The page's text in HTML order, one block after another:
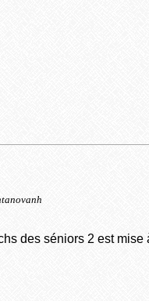
des séniors 2 est mise